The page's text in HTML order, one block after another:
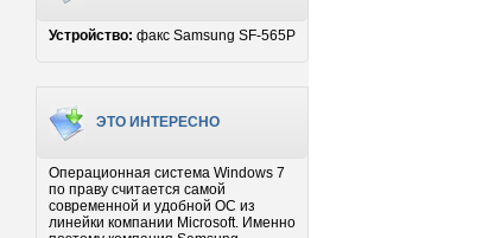
Устройство: факс Samsung SF-565P
ЭТО ИНТЕРЕСНО
Операционная система Windows 7
по праву считается самой
современной и удобной ОС из
линейки компании Microsoft. Именно